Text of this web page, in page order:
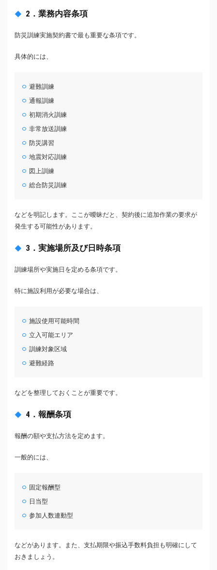
2．業務内容条項
防災訓練実施契約書で最も重要な条項です。
具体的には、
避難訓練
通報訓練
初期消火訓練
非常放送訓練
防災講習
地震対応訓練
図上訓練
総合防災訓練
などを明記します。ここが曖昧だと、契約後に追加作業の要求が
発生する可能性があります。
3．実施場所及び日時条項
訓練場所や実施日を定める条項です。
特に施設利用が必要な場合は、
施設使用可能時間
立入可能エリア
訓練対象区域
避難経路
などを整理しておくことが重要です。
4．報酬条項
報酬の額や支払方法を定めます。
一般的には、
固定報酬型
日当型
参加人数連動型
などがあります。また、支払期限や振込手数料負担も明確にして
おきましょう。